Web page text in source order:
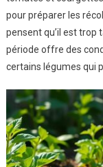
pour préparer les
pensent qu’il est trop
période offre des
certains légumes qui